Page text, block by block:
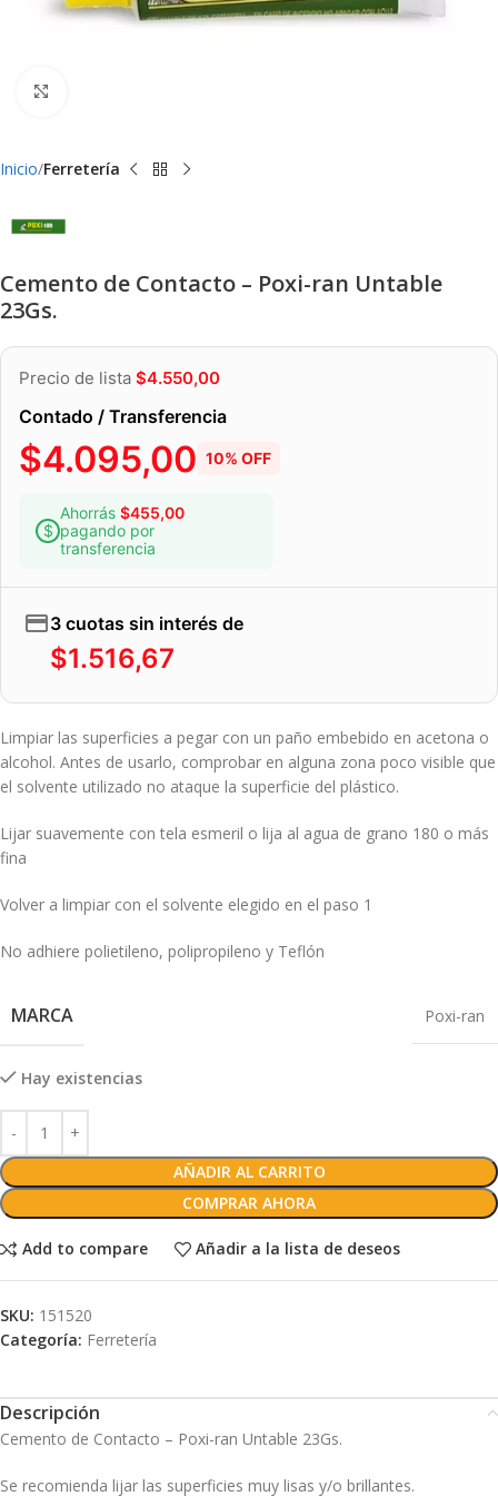
Inicio Ferretería
Cemento de Contacto – Poxi-ran Untable
23Gs.
Precio de lista $4.550,00
Contado / Transferencia
$4.095,00 10% OFF
Ahorrás $455,00
pagando por
transferencia
3 cuotas sin interés de
$1.516,67
Limpiar las superficies a pegar con un paño embebido en acetona o
alcohol. Antes de usarlo, comprobar en alguna zona poco visible que
el solvente utilizado no ataque la superficie del plástico.
Lijar suavemente con tela esmeril o lija al agua de grano 180 o más
fina
Volver a limpiar con el solvente elegido en el paso 1
No adhiere polietileno, polipropileno y Teflón
MARCA Poxi-ran
Hay existencias
AÑADIR AL CARRITO
COMPRAR AHORA
Add to compare Añadir a la lista de deseos
SKU: 151520
Categoría: Ferretería
Descripción
Cemento de Contacto – Poxi-ran Untable 23Gs.
Se recomienda lijar las superficies muy lisas y/o brillantes.